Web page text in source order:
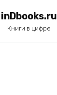
inDbooks.ru
Книги в цифре